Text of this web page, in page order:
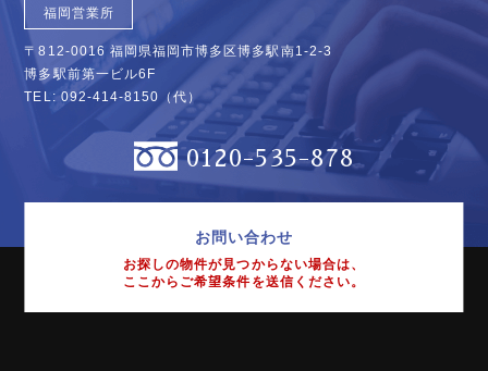
福岡営業所
〒812-0016 福岡県福岡市博多区博多駅南1-2-3
博多駅前第一ビル6F
TEL:092-414-8150 （代）
0120-535-878
お問い合わせ
お探しの物件が見つからない場合は、
ここからご希望条件を送信ください。